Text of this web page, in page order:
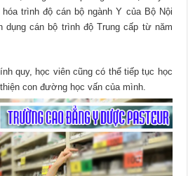
trình độ cán bộ ngành Y của Bộ Nội
cán bộ trình độ Trung cấp từ năm
quy, học viên cũng có thể tiếp tục học
con đường học vấn của mình.